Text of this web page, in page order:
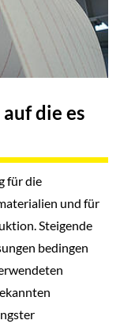
die es
für die
und für
Steigende
bedingen